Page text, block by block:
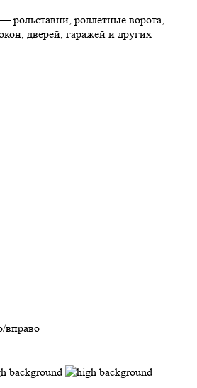
рольставни, роллетные ворота,
дверей, гаражей и других
вправо